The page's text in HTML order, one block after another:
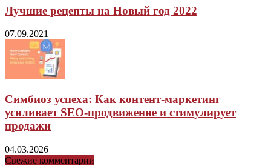
Лучшие рецепты на Новый год 2022
07.09.2021
Симбиоз успеха: Как контент-маркетинг
усиливает SEO-продвижение и стимулирует
продажи
04.03.2026
Свежие комментарии